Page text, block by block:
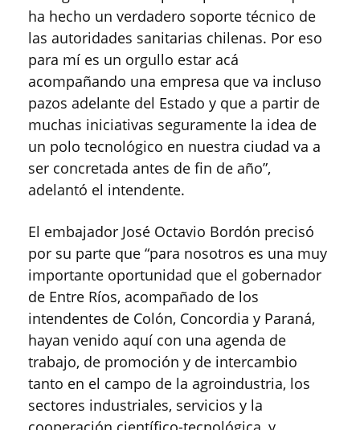
ha hecho un verdadero soporte técnico de
las autoridades sanitarias chilenas. Por eso
para mí es un orgullo estar acá
acompañando una empresa que va incluso
pazos adelante del Estado y que a partir de
muchas iniciativas seguramente la idea de
un polo tecnológico en nuestra ciudad va a
ser concretada antes de fin de año”,
adelantó el intendente.
El embajador José Octavio Bordón precisó
por su parte que “para nosotros es una muy
importante oportunidad que el gobernador
de Entre Ríos, acompañado de los
intendentes de Colón, Concordia y Paraná,
hayan venido aquí con una agenda de
trabajo, de promoción y de intercambio
tanto en el campo de la agroindustria, los
sectores industriales, servicios y la